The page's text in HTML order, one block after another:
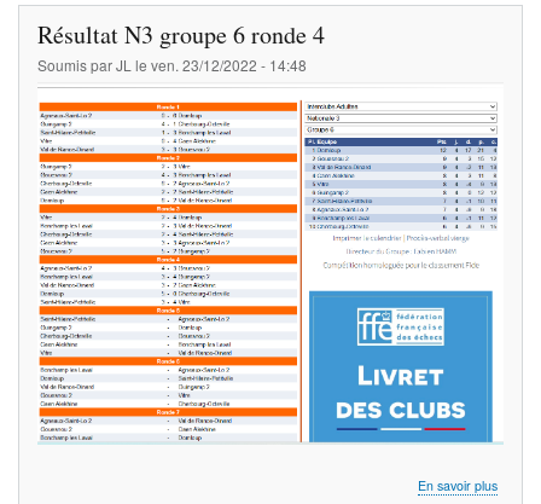
Résultat N3 groupe 6 ronde 4
Soumis parJL le ven. 23/12/2022 - 14:48
En savoir plussur